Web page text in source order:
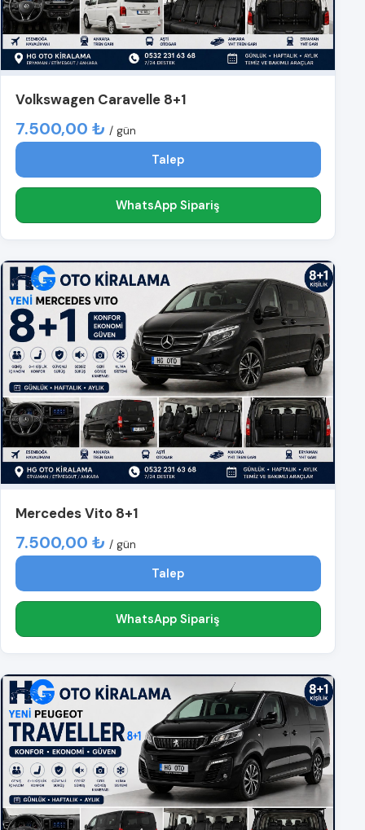
Volkswagen Caravelle 8+1
7.500,00 ₺ / gün
Talep
WhatsApp Sipariş
Mercedes Vito 8+1
7.500,00 ₺ / gün
Talep
WhatsApp Sipariş